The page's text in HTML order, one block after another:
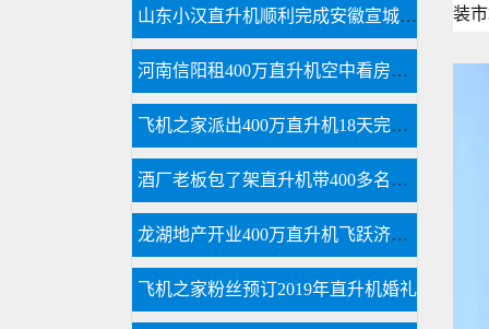
装
山东小汉直升机顺利完成安徽宣城直升机航测作业
河南信阳租400万直升机空中看房短视频600万播放
飞机之家派出400万直升机18天完成云南昆明直升机航测
酒厂老板包了架直升机带400多名员工空中游览西柏坡
龙湖地产开业400万直升机飞跃济南东CBD
飞机之家粉丝预订2019年直升机婚礼